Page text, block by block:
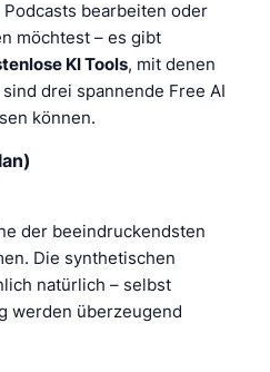
bearbeiten oder
möchtest – es gibt
KI Tools, mit denen
drei spannende Free AI
können.
der beeindruckendsten
Die synthetischen
natürlich – selbst
werden überzeugend